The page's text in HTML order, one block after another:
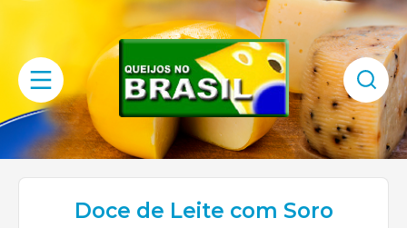
Doce de Leite com Soro